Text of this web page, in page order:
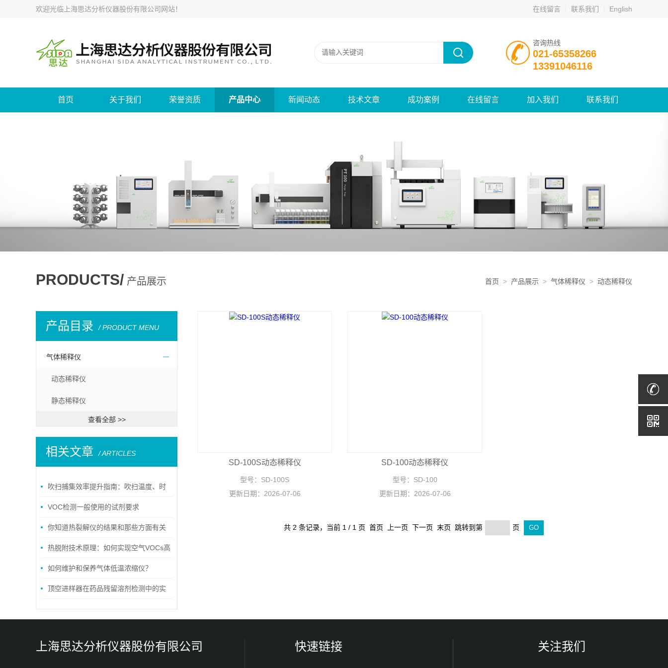
欢迎光临 上海思达分析仪器股份有限公司网站！ 在线留言 联系我们 English
咨询热线
021-65358266
13391046116
首页 关于我们 荣誉资质 产品中心 新闻动态 技术文章 成功案例 在线留言 加入我们 联系我们
PRODUCTS/ 产品展示 首页 > 产品展示 > 气体稀释仪 > 动态稀释仪
产品目录 / PRODUCT MENU
气体稀释仪
动态稀释仪
静态稀释仪
查看全部 >>
相关文章 / ARTICLES
吹扫捕集效率提升指南：吹扫温度、时
间与捕集阱填料的三维优化
VOC检测一般使用的试剂要求
你知道热裂解仪的结果和那些方面有关
吗 热脱附技术原理：如何实现空气VOCs高
效富集？
如何维护和保养气体低温浓缩仪？
顶空进样器在药品残留溶剂检测中的实
SD-100S动态稀释仪
型号： SD-100S
更新日期： 2026-07-06
SD-100动态稀释仪
型号： SD-100
更新日期： 2026-07-06
共 2 条记录，当前 1 / 1 页 首页 上一页 下一页 末页 跳转到第 页
上海思达分析仪器股份有限公司 快速链接 关注我们